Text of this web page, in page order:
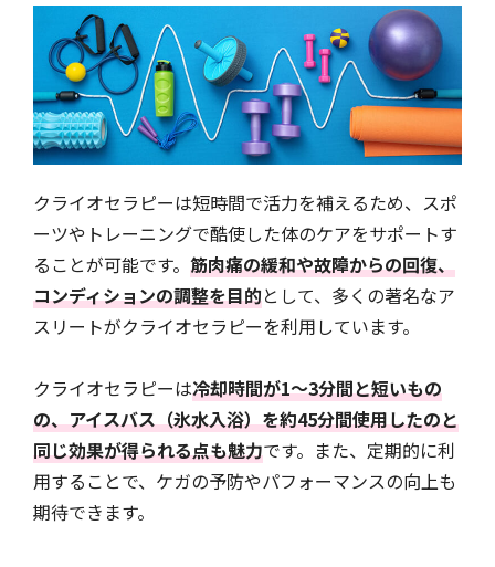
クライオセラピーは短時間で活力を補えるため、スポ
ーツやトレーニングで酷使した体のケアをサポートす
ることが可能です。 筋肉痛の緩和や故障からの回復、
コンディションの調整を目的として、多くの著名なア
スリートがクライオセラピーを利用しています。
クライオセラピーは冷却時間が1〜3分間と短いもの
の、アイスバス（氷水入浴）を約45分間使用したのと
同じ効果が得られる点も魅力です。また、定期的に利
用することで、ケガの予防やパフォーマンスの向上も
期待できます。